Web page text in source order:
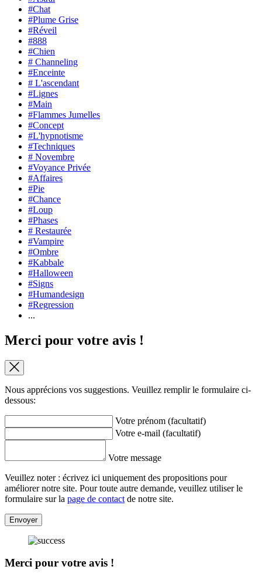
#Chat
#Plume Grise
#Réveil
#888
#Chien
# Channeling
#Enceinte
# L'ascendant
#Lignes
#Main
#Flammes Jumelles
#Concept
#L'hypnotisme
#Techniques
# Novembre
#Voyance Privée
#Affaires
#Pie
#Chance
#Loup
#Phases
# Restaurée
#Vampire
#Ombre
#Kabbale
#Halloween
#Signs
#Humandesign
#Regression
...
Merci pour votre avis !
Nous apprécions vos suggestions. Veuillez remplir le formulaire ci-
dessous:
Votre prénom (facultatif)
Votre e-mail (facultatif)
Votre message
Veuillez noter : écrivez ici uniquement des propositions pour
améliorer notre site. Pour toute autre demande, veuillez utiliser le
formulaire sur la page de contact de notre site.
Envoyer
Merci pour votre avis !